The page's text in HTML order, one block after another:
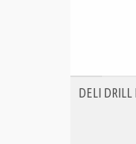
DELI DRILL